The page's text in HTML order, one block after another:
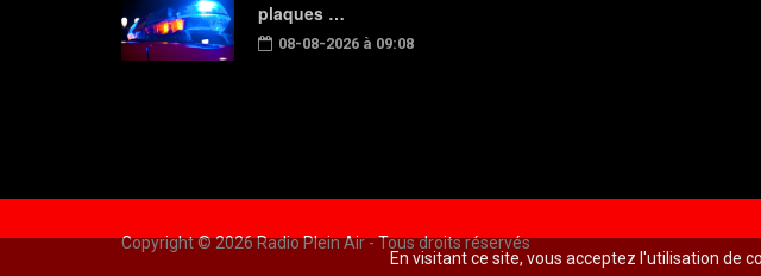
plaques …
08-08-2026 à 09:08
Copyright © 2026 Radio Plein Air - Tous droits réservés
En visitant ce site, vous acceptez l'utilisation de